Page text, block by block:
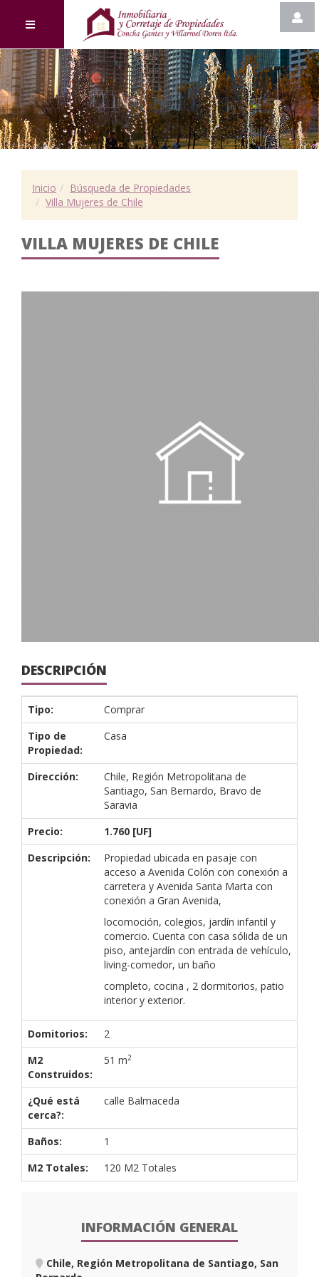
Inicio
Búsqueda de Propiedades
Villa Mujeres de Chile
VILLA MUJERES DE CHILE
DESCRIPCIÓN
Tipo:
Comprar
Tipo de
Propiedad:
Casa
Dirección:
Chile, Región Metropolitana de
Santiago, San Bernardo, Bravo de
Saravia
Precio:
1.760 [UF]
Descripción:
Propiedad ubicada en pasaje con
acceso a Avenida Colón con conexión a
carretera y Avenida Santa Marta con
conexión a Gran Avenida,
locomoción, colegios, jardín infantil y
comercio. Cuenta con casa sólida de un
piso, antejardín con entrada de vehículo,
living-comedor, un baño
completo, cocina , 2 dormitorios, patio
interior y exterior.
Domitorios:
2
M2
Construidos:
51 m2
¿Qué está
cerca?:
calle Balmaceda
Baños:
1
M2 Totales:
120 M2 Totales
INFORMACIÓN GENERAL
Chile, Región Metropolitana de Santiago, San